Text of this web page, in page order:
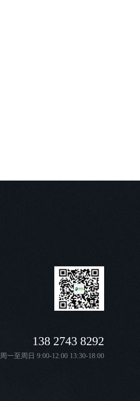
138 2743 8292
周一至周日 9:00-12:00 13:30-18:00